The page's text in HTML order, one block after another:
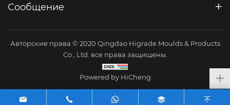
Сообщение
Авторские права © 2020 Qingdao Higrade Moulds & Products
Co., Ltd. все права защищены.
Powered by HiCheng